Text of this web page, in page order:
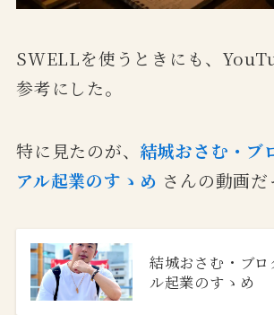
SWELLを使うときにも、
参考にした。
特に見たのが、 結城おさむ・ブ
アル起業のすゝめ さんの動画だ
結城おさむ・ブロ
ル起業のすゝめ